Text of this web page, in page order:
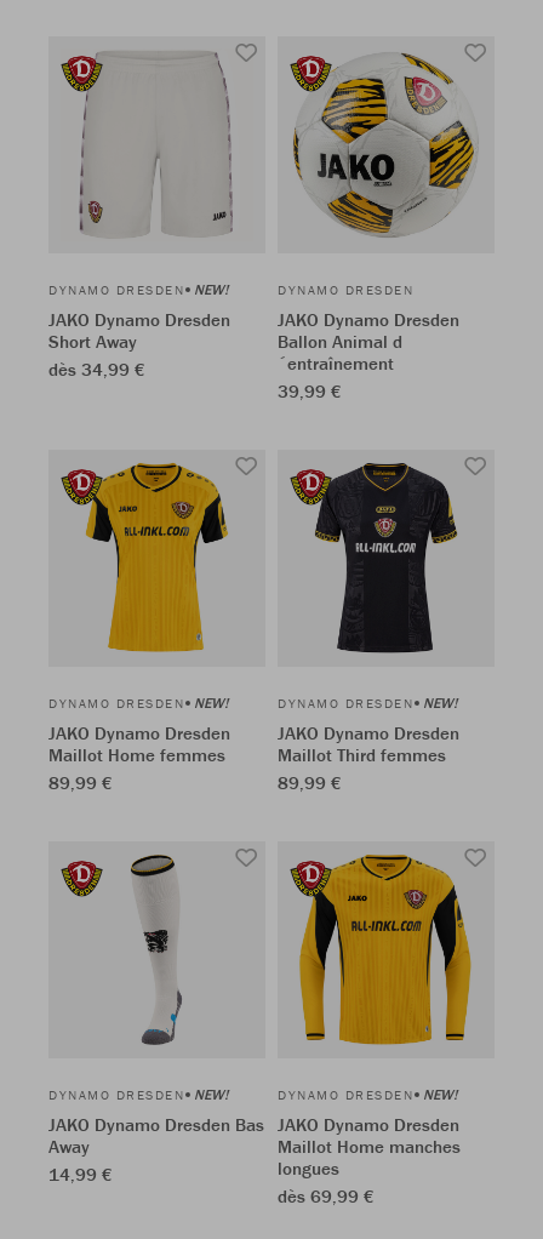
DYNAMO DRESDEN NEW!
JAKO Dynamo Dresden
Short Away
dès 34,99 €
DYNAMO DRESDEN
JAKO Dynamo Dresden
Ballon Animal d
´entraînement
39,99 €
DYNAMO DRESDEN NEW!
JAKO Dynamo Dresden
Maillot Home femmes
89,99 €
DYNAMO DRESDEN NEW!
JAKO Dynamo Dresden
Maillot Third femmes
89,99 €
DYNAMO DRESDEN NEW!
JAKO Dynamo Dresden Bas
Away
14,99 €
DYNAMO DRESDEN NEW!
JAKO Dynamo Dresden
Maillot Home manches
longues
dès 69,99 €